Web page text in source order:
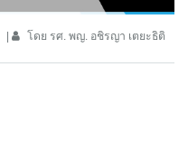
โดย รศ. พญ. อชิรญา เตยะธิติ